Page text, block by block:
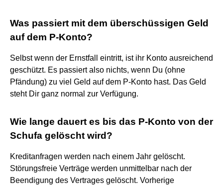
Was passiert mit dem überschüssigen Geld
auf dem P-Konto?
Selbst wenn der Ernstfall eintritt, ist ihr Konto ausreichend
geschützt. Es passiert also nichts, wenn Du (ohne
Pfändung) zu viel Geld auf dem P-Konto hast. Das Geld
steht Dir ganz normal zur Verfügung.
Wie lange dauert es bis das P-Konto von der
Schufa gelöscht wird?
Kreditanfragen werden nach einem Jahr gelöscht.
Störungsfreie Verträge werden unmittelbar nach der
Beendigung des Vertrages gelöscht. Vorherige